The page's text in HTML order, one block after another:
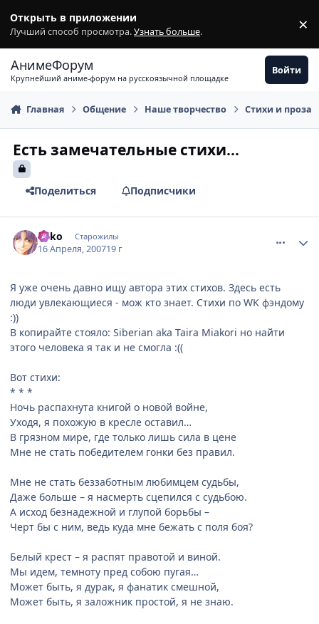
Открыть в приложении
Лучший способ просмотра.Узнать больше. ×
АнимеФорум
Крупнейший аниме-форум на русскоязычной площадке
Войти
Главная Общение Наше творчество Стихи и проза
Есть замечательные стихи...
Поделиться Подписчики
Miko Старожилы
16 Апреля, 200719 г
Я уже очень давно ищу автора этих стихов. Здесь есть
люди увлекающиеся - мож кто знает. Стихи по WK фэндому
:))
В копирайте стояло: Siberian aka Taira Miakori но найти
этого человека я так и не смогла :((
Вот стихи:
* * *
Ночь распахнута книгой о новой войне,
Уходя, я похожую в кресле оставил…
В грязном мире, где только лишь сила в цене
Мне не стать победителем гонки без правил.
Мне не стать беззаботным любимцем судьбы,
Даже больше – я насмерть сцепился с судьбою.
А исход безнадежной и глупой борьбы –
Черт бы с ним, ведь куда мне бежать с поля боя?
Белый крест – я распят правотой и виной.
Мы идем, темноту пред собою пугая…
Может быть, я дурак, я фанатик смешной,
Может быть, я заложник простой, я не знаю.